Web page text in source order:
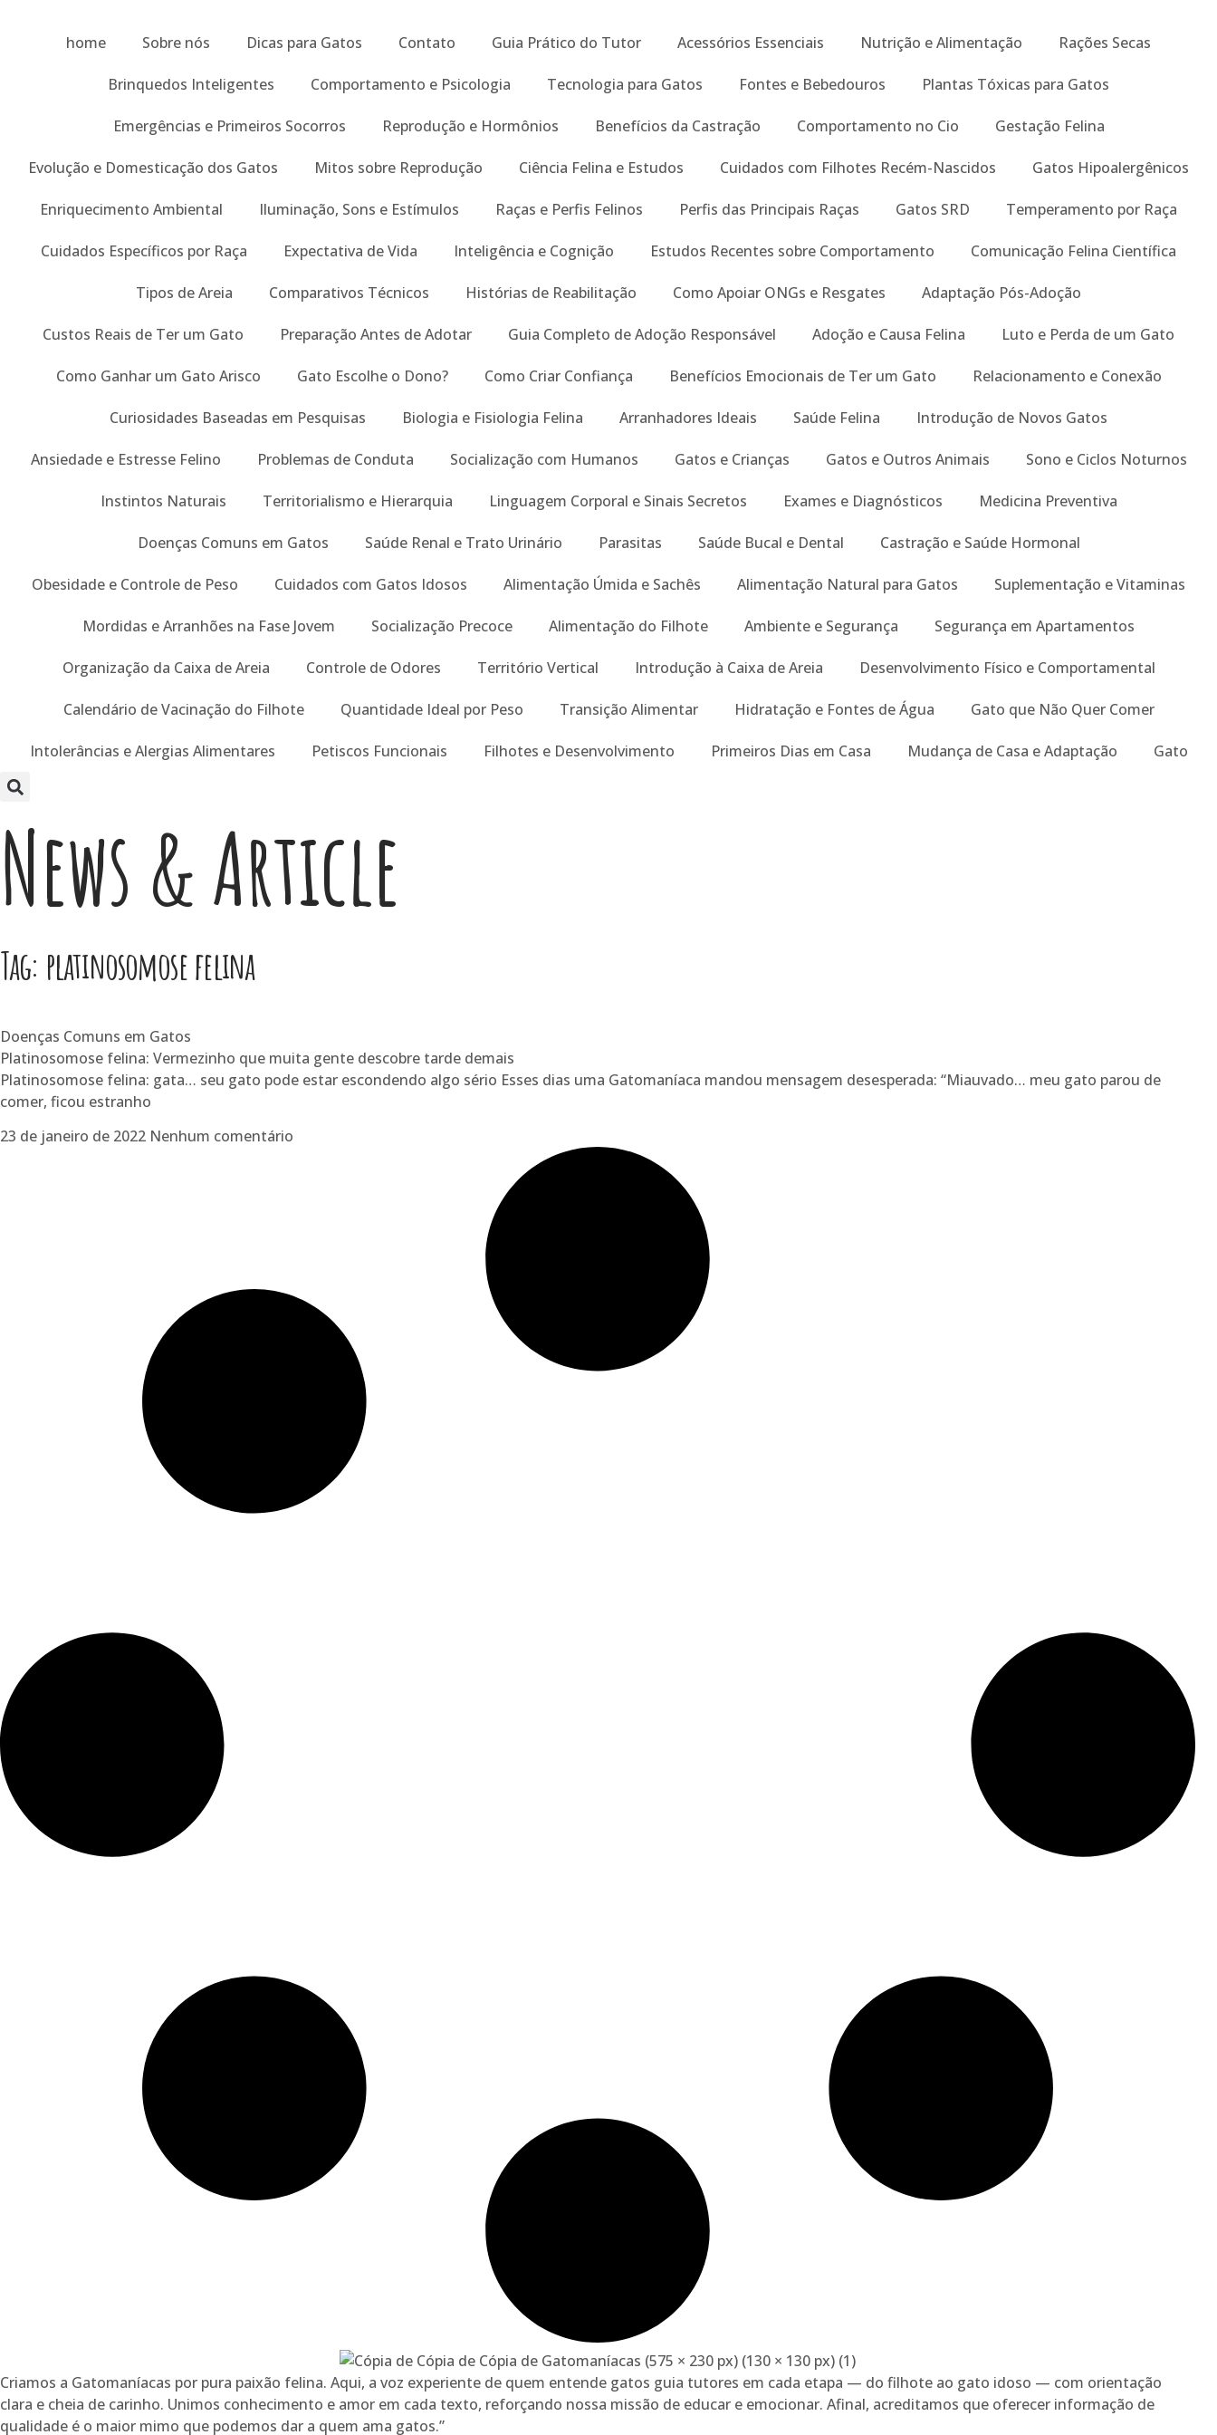
home Sobre nós Dicas para Gatos Contato Guia Prático do Tutor Acessórios Essenciais Nutrição e Alimentação Rações Secas
Brinquedos Inteligentes Comportamento e Psicologia Tecnologia para Gatos Fontes e Bebedouros Plantas Tóxicas para Gatos
Emergências e Primeiros Socorros Reprodução e Hormônios Benefícios da Castração Comportamento no Cio Gestação Felina
Evolução e Domesticação dos Gatos Mitos sobre Reprodução Ciência Felina e Estudos Cuidados com Filhotes Recém-Nascidos Gatos Hipoalergênicos
Enriquecimento Ambiental Iluminação, Sons e Estímulos Raças e Perfis Felinos Perfis das Principais Raças Gatos SRD Temperamento por Raça
Cuidados Específicos por Raça Expectativa de Vida Inteligência e Cognição Estudos Recentes sobre Comportamento Comunicação Felina Científica
Tipos de Areia Comparativos Técnicos Histórias de Reabilitação Como Apoiar ONGs e Resgates Adaptação Pós-Adoção
Custos Reais de Ter um Gato Preparação Antes de Adotar Guia Completo de Adoção Responsável Adoção e Causa Felina Luto e Perda de um Gato
Como Ganhar um Gato Arisco Gato Escolhe o Dono? Como Criar Confiança Benefícios Emocionais de Ter um Gato Relacionamento e Conexão
Curiosidades Baseadas em Pesquisas Biologia e Fisiologia Felina Arranhadores Ideais Saúde Felina Introdução de Novos Gatos
Ansiedade e Estresse Felino Problemas de Conduta Socialização com Humanos Gatos e Crianças Gatos e Outros Animais Sono e Ciclos Noturnos
Instintos Naturais Territorialismo e Hierarquia Linguagem Corporal e Sinais Secretos Exames e Diagnósticos Medicina Preventiva
Doenças Comuns em Gatos Saúde Renal e Trato Urinário Parasitas Saúde Bucal e Dental Castração e Saúde Hormonal
Obesidade e Controle de Peso Cuidados com Gatos Idosos Alimentação Úmida e Sachês Alimentação Natural para Gatos Suplementação e Vitaminas
Mordidas e Arranhões na Fase Jovem Socialização Precoce Alimentação do Filhote Ambiente e Segurança Segurança em Apartamentos
Organização da Caixa de Areia Controle de Odores Território Vertical Introdução à Caixa de Areia Desenvolvimento Físico e Comportamental
Calendário de Vacinação do Filhote Quantidade Ideal por Peso Transição Alimentar Hidratação e Fontes de Água Gato que Não Quer Comer
Intolerâncias e Alergias Alimentares Petiscos Funcionais Filhotes e Desenvolvimento Primeiros Dias em Casa Mudança de Casa e Adaptação Gato
News & Article
Tag: platinosomose felina
Doenças Comuns em Gatos
Platinosomose felina: Vermezinho que muita gente descobre tarde demais
Platinosomose felina: gata… seu gato pode estar escondendo algo sério Esses dias uma Gatomaníaca mandou mensagem desesperada: “Miauvado… meu gato parou de
comer, ficou estranho
23 de janeiro de 2022 Nenhum comentário
Criamos a Gatomaníacas por pura paixão felina. Aqui, a voz experiente de quem entende gatos guia tutores em cada etapa — do filhote ao gato idoso — com orientação
clara e cheia de carinho. Unimos conhecimento e amor em cada texto, reforçando nossa missão de educar e emocionar. Afinal, acreditamos que oferecer informação de
qualidade é o maior mimo que podemos dar a quem ama gatos.”